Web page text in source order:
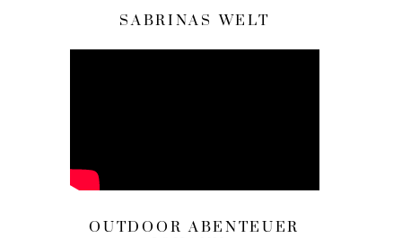
SABRINAS WELT
OUTDOOR ABENTEUER